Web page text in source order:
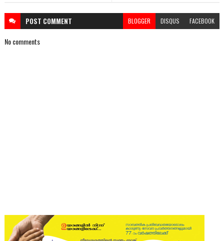
POST COMMENT BLOGGER DISQUS FACEBOOK
No comments